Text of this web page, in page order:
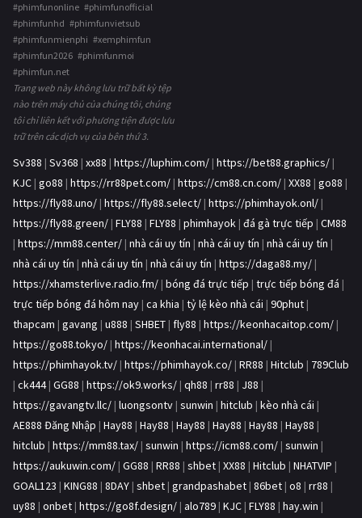
#phimfunonline #phimfunofficial
#phimfunhd #phimfunvietsub
#phimfunmienphi #xemphimfun
#phimfun2026 #phimfunmoi
#phimfun.net
Trang web này không lưu trữ bất kỳ tệp
nào trên máy chủ của chúng tôi, chúng
tôi chỉ liên kết với phương tiện được lưu
trữ trên các dịch vụ của bên thứ 3.
Sv388 | Sv368 | xx88 | https://luphim.com/ | https://bet88.graphics/ |
KJC | go88 | https://rr88pet.com/ | https://cm88.cn.com/ | XX88 | go88 |
https://fly88.uno/ | https://fly88.select/ | https://phimhayok.onl/ |
https://fly88.green/ | FLY88 | FLY88 | phimhayok | đá gà trực tiếp | CM88
| https://mm88.center/ | nhà cái uy tín | nhà cái uy tín | nhà cái uy tín |
nhà cái uy tín | nhà cái uy tín | nhà cái uy tín | https://daga88.my/ |
https://xhamsterlive.radio.fm/ | bóng đá trực tiếp | trực tiếp bóng đá |
trực tiếp bóng đá hôm nay | ca khia | tỷ lệ kèo nhà cái | 90phut |
thapcam | gavang | u888 | SHBET | fly88 | https://keonhacaitop.com/ |
https://go88.tokyo/ | https://keonhacai.international/ |
https://phimhayok.tv/ | https://phimhayok.co/ | RR88 | Hitclub | 789Club
| ck444| GG88 | https://ok9.works/ | qh88 | rr88 | J88 |
https://gavangtv.llc/ | luongsontv | sunwin | hitclub | kèo nhà cái |
AE888 Đăng Nhập | Hay88 | Hay88 | Hay88 | Hay88 | Hay88 | Hay88 |
hitclub | https://mm88.tax/ | sunwin | https://icm88.com/ | sunwin |
https://aukuwin.com/ | GG88 | RR88 | shbet | XX88 | Hitclub | NHATVIP |
GOAL123 | KING88 | 8DAY | shbet | grandpashabet | 86bet | o8 | rr88 |
uy88 | onbet | https://go8f.design/ | alo789 | KJC | FLY88 | hay.win |